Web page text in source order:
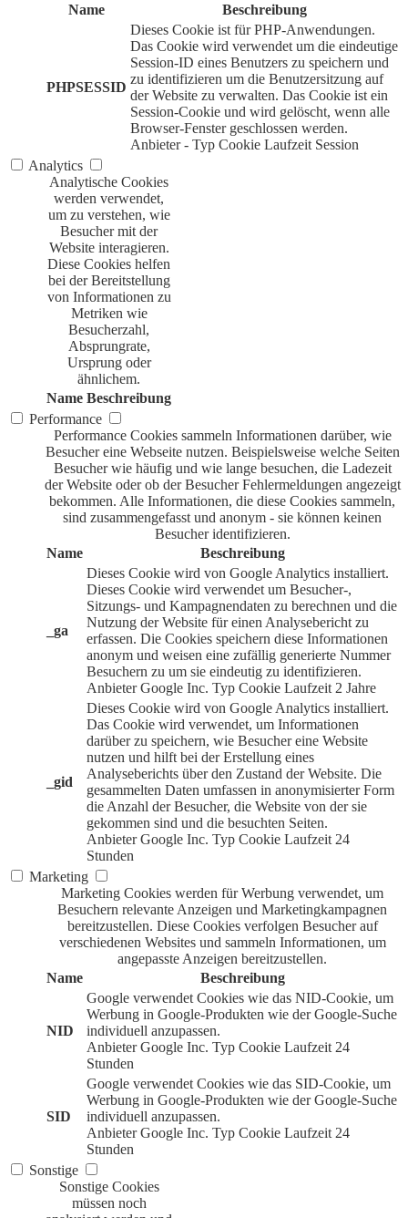
Name
Beschreibung
PHPSESSID
Dieses Cookie ist für PHP-Anwendungen.
Das Cookie wird verwendet um die eindeutige
Session-ID eines Benutzers zu speichern und
zu identifizieren um die Benutzersitzung auf
der Website zu verwalten. Das Cookie ist ein
Session-Cookie und wird gelöscht, wenn alle
Browser-Fenster geschlossen werden.
Anbieter - Typ Cookie Laufzeit Session
Analytics
Analytische Cookies
werden verwendet,
um zu verstehen, wie
Besucher mit der
Website interagieren.
Diese Cookies helfen
bei der Bereitstellung
von Informationen zu
Metriken wie
Besucherzahl,
Absprungrate,
Ursprung oder
ähnlichem.
Name Beschreibung
Performance
Performance Cookies sammeln Informationen darüber, wie
Besucher eine Webseite nutzen. Beispielsweise welche Seiten
Besucher wie häufig und wie lange besuchen, die Ladezeit
der Website oder ob der Besucher Fehlermeldungen angezeigt
bekommen. Alle Informationen, die diese Cookies sammeln,
sind zusammengefasst und anonym - sie können keinen
Besucher identifizieren.
Name
Beschreibung
_ga
Dieses Cookie wird von Google Analytics installiert.
Dieses Cookie wird verwendet um Besucher-,
Sitzungs- und Kampagnendaten zu berechnen und die
Nutzung der Website für einen Analysebericht zu
erfassen. Die Cookies speichern diese Informationen
anonym und weisen eine zufällig generierte Nummer
Besuchern zu um sie eindeutig zu identifizieren.
Anbieter Google Inc. Typ Cookie Laufzeit 2 Jahre
_gid
Dieses Cookie wird von Google Analytics installiert.
Das Cookie wird verwendet, um Informationen
darüber zu speichern, wie Besucher eine Website
nutzen und hilft bei der Erstellung eines
Analyseberichts über den Zustand der Website. Die
gesammelten Daten umfassen in anonymisierter Form
die Anzahl der Besucher, die Website von der sie
gekommen sind und die besuchten Seiten.
Anbieter Google Inc. Typ Cookie Laufzeit 24
Stunden
Marketing
Marketing Cookies werden für Werbung verwendet, um
Besuchern relevante Anzeigen und Marketingkampagnen
bereitzustellen. Diese Cookies verfolgen Besucher auf
verschiedenen Websites und sammeln Informationen, um
angepasste Anzeigen bereitzustellen.
Name
Beschreibung
NID
Google verwendet Cookies wie das NID-Cookie, um
Werbung in Google-Produkten wie der Google-Suche
individuell anzupassen.
Anbieter Google Inc. Typ Cookie Laufzeit 24
Stunden
SID
Google verwendet Cookies wie das SID-Cookie, um
Werbung in Google-Produkten wie der Google-Suche
individuell anzupassen.
Anbieter Google Inc. Typ Cookie Laufzeit 24
Stunden
Sonstige
Sonstige Cookies
müssen noch